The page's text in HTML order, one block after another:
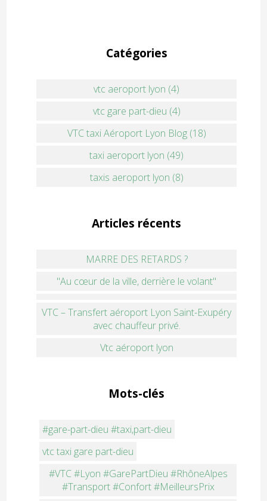
Catégories
vtc aeroport lyon (4)
vtc gare part-dieu (4)
VTC taxi Aéroport Lyon Blog (18)
taxi aeroport lyon (49)
taxis aeroport lyon (8)
Articles récents
MARRE DES RETARDS ?
"Au cœur de la ville, derrière le volant"
VTC – Transfert aéroport Lyon Saint-Exupéry
avec chauffeur privé.
Vtc aéroport lyon
Mots-clés
#gare-part-dieu #taxi,part-dieu
vtc taxi gare part-dieu
#VTC #Lyon #GarePartDieu #RhôneAlpes
#Transport #Confort #MeilleursPrix